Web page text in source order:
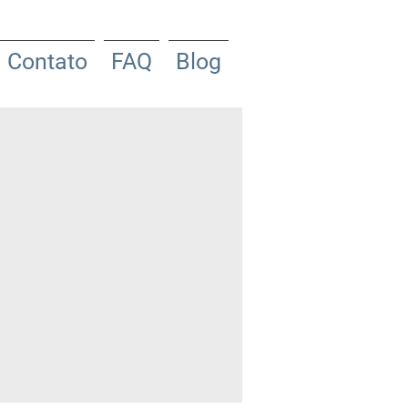
Contato FAQ Blog